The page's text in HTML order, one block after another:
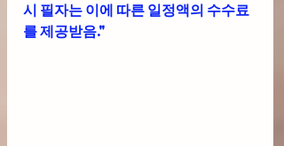
시 필자는 이에 따른 일정액의 수수료
를 제공받음."